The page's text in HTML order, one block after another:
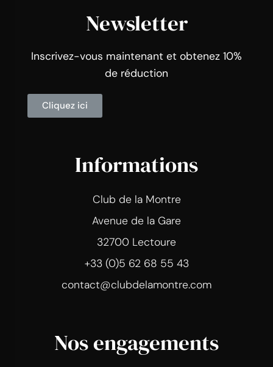
Newsletter
Inscrivez-vous maintenant et obtenez 10%
de réduction
Cliquez ici
Informations
Club de la Montre
Avenue de la Gare
32700 Lectoure
+33 (0)5 62 68 55 43
contact@clubdelamontre.com
Nos engagements